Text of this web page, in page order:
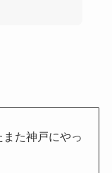
た神戸にやっ